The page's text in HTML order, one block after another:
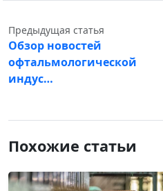
Предыдущая статья
Обзор новостей
офтальмологической
индус…
Похожие статьи